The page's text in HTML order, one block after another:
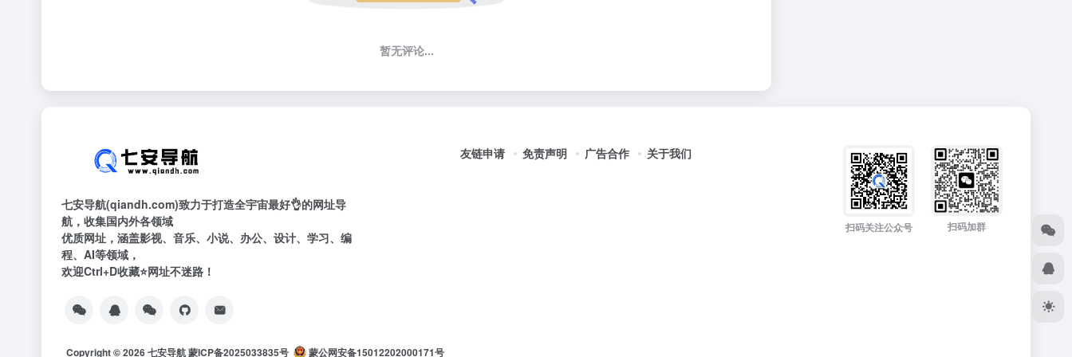
暂无评论...
七安导航(qiandh.com)致力于打造全宇宙最好👌的网址导
航，收集国内外各领域
优质网址，涵盖影视、音乐、小说、办公、设计、学习、编
程、AI等领域，
欢迎Ctrl+D收藏⭐网址不迷路！
友链申请 免责声明 广告合作 关于我们
扫码关注公众号 扫码加群
Copyright © 2026七安导航蒙ICP备2025033835号 蒙公网安备15012202000171号